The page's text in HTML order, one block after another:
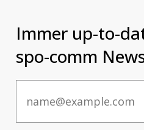
Immer up-to-
spo-comm